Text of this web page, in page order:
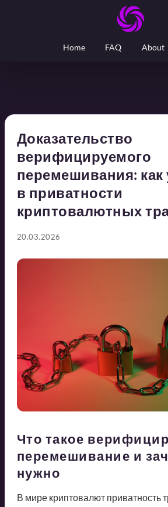
Home FAQ About
Доказательство
верифицируемого
перемешивания: как
в приватности
криптовалютных
20.03.2026
Что такое
перемешивание и
нужно
В мире криптовалют приватность